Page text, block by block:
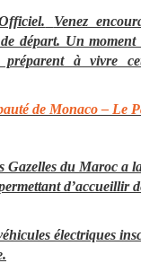
Venez
départ. Un moment
à vivre
de Monaco – Le
Gazelles du Maroc a
d’accueillir
électriques